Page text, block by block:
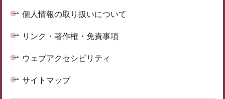
個人情報の取り扱いについて
リンク・著作権・免責事項
ウェブアクセシビリティ
サイトマップ